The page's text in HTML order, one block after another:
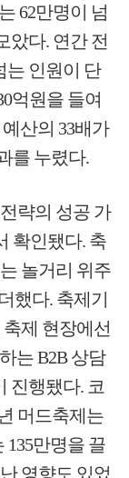
62만명이 넘
았다. 연간 전
는 인원이 단
억원을 들여
산의 33배가
를 누렸다.
략의 성공 가
확인됐다. 축
놀거리 위주
했다. 축제기
제 현장에선
는 B2B 상담
진행됐다. 코
머드축제는
135만명을 끌
영향도 있었